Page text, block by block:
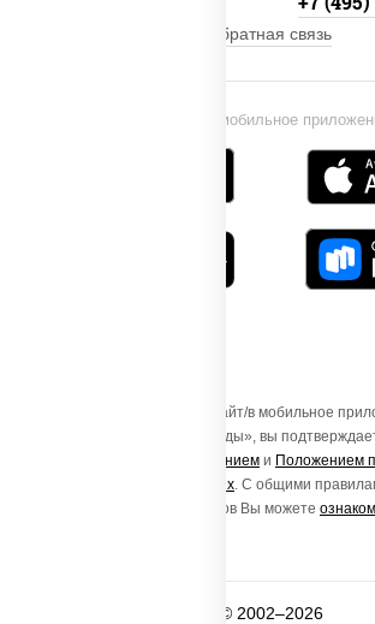
Установи мобильное
Обратная связь
Осуществляя вход на этот Сайт/в мобильное
«ПиццаСушиВок - доставка еды», вы
Пользовательским соглашением и Положением
защите персональных данных. С общими
и порядке получения подарков Вы можете
© 2002–2026